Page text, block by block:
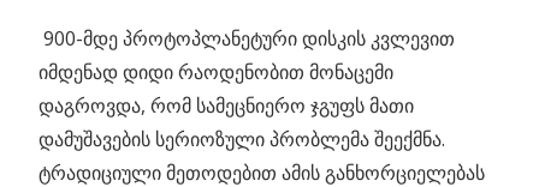
900-მდე პროტოპლანეტური დისკის კვლევით
იმდენად დიდი რაოდენობით მონაცემი
დაგროვდა, რომ სამეცნიერო ჯგუფს მათი
დამუშავების სერიოზული პრობლემა შეექმნა.
ტრადიციული მეთოდებით ამის განხორციელებას